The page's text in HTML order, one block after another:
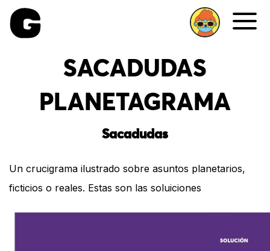
SACADUDAS
PLANETAGRAMA
Sacadudas
Un crucigrama ilustrado sobre asuntos planetarios,
ficticios o reales. Estas son las soluiciones